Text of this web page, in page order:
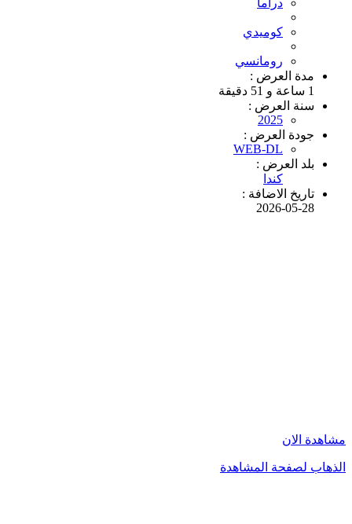
دراما
كوميدي
رومانسي
مدة العرض :
1 ساعة و 51 دقيقة
سنة العرض :
2025
جودة العرض :
WEB-DL
بلد العرض :
كندا
تاريخ الاضافة :
2026-05-28
مشاهدة الان
الذهاب لصفحة المشاهدة